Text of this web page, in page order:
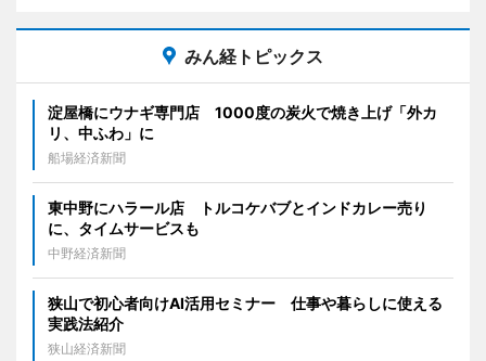
みん経トピックス
淀屋橋にウナギ専門店 1000度の炭火で焼き上げ「外カ
リ、中ふわ」に
船場経済新聞
東中野にハラール店 トルコケバブとインドカレー売り
に、タイムサービスも
中野経済新聞
狭山で初心者向けAI活用セミナー 仕事や暮らしに使える
実践法紹介
狭山経済新聞